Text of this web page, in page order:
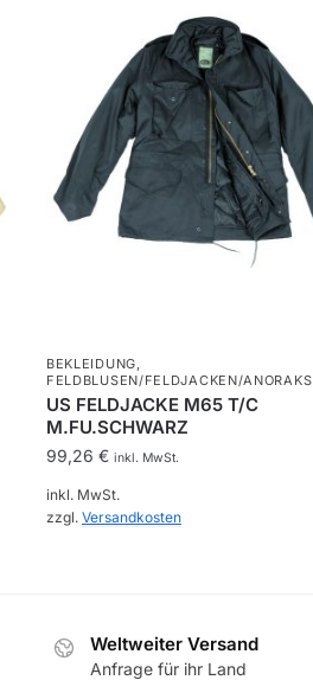
BEKLEIDUNG,
FELDBLUSEN/FELDJACKEN/ANORAKS
US FELDJACKE M65 T/C
M.FU.SCHWARZ
99,26 € inkl. MwSt.
inkl. MwSt.
zzgl. Versandkosten
mehrereWeltweiter Versand
Anfrage für ihr Land